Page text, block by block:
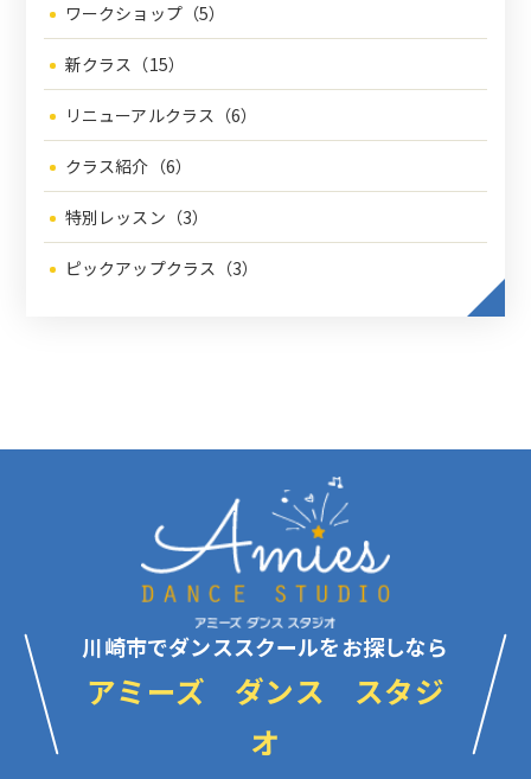
ワークショップ（5）
新クラス（15）
リニューアルクラス（6）
クラス紹介（6）
特別レッスン（3）
ピックアップクラス（3）
川崎市でダンススクールをお探しなら
アミーズ ダンス スタジ
オ